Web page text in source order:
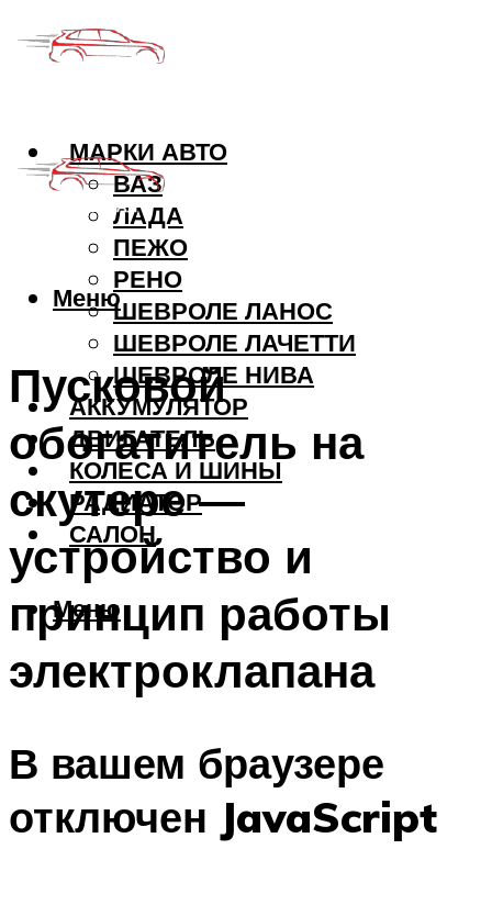
МАРКИ АВТО
ВАЗ
ЛАДА
ПЕЖО
РЕНО
ШЕВРОЛЕ ЛАНОС
ШЕВРОЛЕ ЛАЧЕТТИ
ШЕВРОЛЕ НИВА
АККУМУЛЯТОР
ДВИГАТЕЛЬ
КОЛЕСА И ШИНЫ
РАДИАТОР
САЛОН
Меню
Меню
Пусковой
обогатитель на
скутере —
устройство и
принцип работы
электроклапана
В вашем браузере
отключен JavaScript